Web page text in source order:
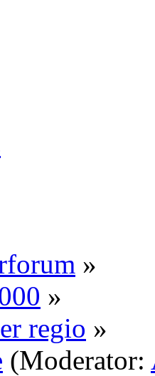
»
»
regio »
(Moderator: